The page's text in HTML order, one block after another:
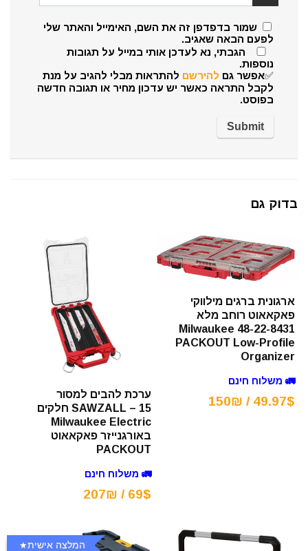
שמור בדפדפן זה את השם, האימייל והאתר שלי
לפעם הבאה שאגיב.
הגבתי, נא לעדכן אותי במייל על תגובות
נוספות.
✅אפשר גם להירשם להתראות מבלי להגיב על מנת
לקבל התראה כאשר יש עדכון מחיר או תגובה חדשה
בפוסט.
בדוק גם
ארגונית ברגים מילווקי
פאקאאוט רוחב מלא
Milwaukee 48-22-8431
PACKOUT Low-Profile
Organizer
🚛 משלוח חינם
49.97$ / 150₪
ערכת להבים למסור
SAWZALL – 15 חלקים
Milwaukee Electric
באורגנייזר פאקאאוט
PACKOUT
🚛 משלוח חינם
69$ / 207₪
המלצה אישית